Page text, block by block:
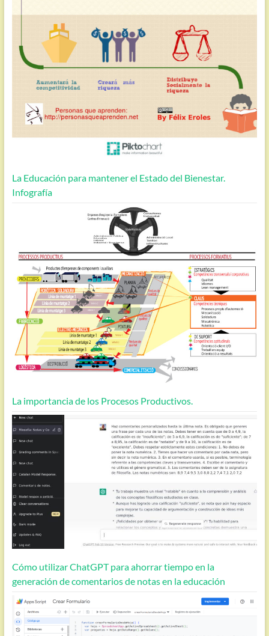
La Educación para mantener el Estado del Bienestar.
Infografía
La importancia de los Procesos Productivos.
Cómo utilizar ChatGPT para ahorrar tiempo en la
generación de comentarios de notas en la educación